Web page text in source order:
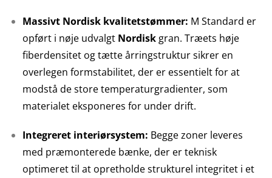
Massivt Nordisk kvalitetstømmer: M Standard er
opført i nøje udvalgt Nordisk gran. Træets høje
fiberdensitet og tætte årringstruktur sikrer en
overlegen formstabilitet, der er essentielt for at
modstå de store temperaturgradienter, som
materialet eksponeres for under drift.
Integreret interiørsystem: Begge zoner leveres
med præmonterede bænke, der er teknisk
optimeret til at opretholde strukturel integritet i et